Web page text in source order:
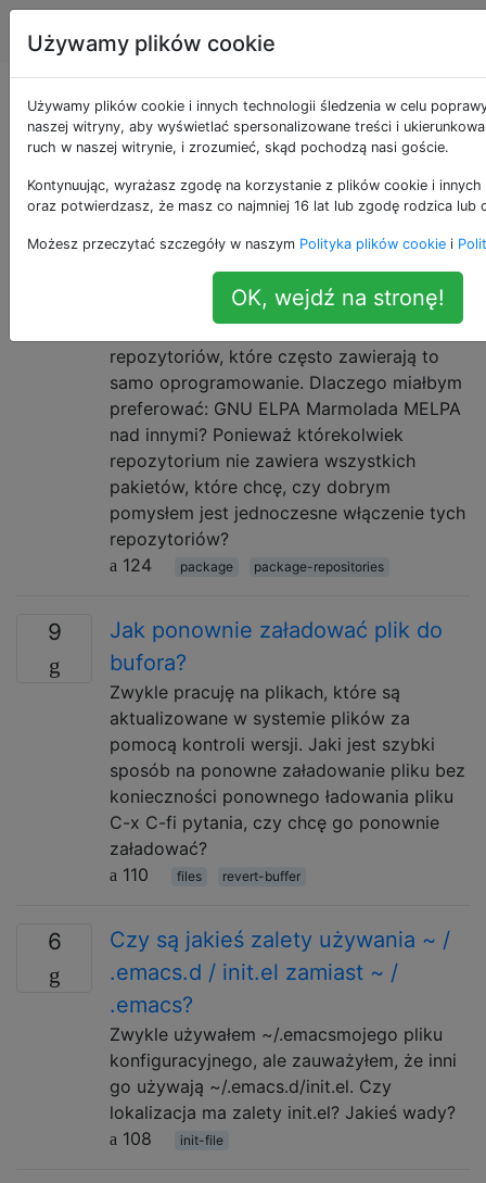
Emacs Tagi
Emacs
Pytania i odpowiedzi dla osób używających,
rozszerzających lub rozwijających Emacs
4
Jakie są praktyczne różnice
między różnymi repozytoriami
pakietów Emacsa?
Zauważam, że istnieje kilka różnych
repozytoriów, które często zawierają to
samo oprogramowanie. Dlaczego miałbym
preferować: GNU ELPA Marmolada MELPA
nad innymi? Ponieważ którekolwiek
repozytorium nie zawiera wszystkich
pakietów, które chcę, czy dobrym
pomysłem jest jednoczesne włączenie tych
repozytoriów?
124
package package-repositories
9
Jak ponownie załadować plik do
bufora?
Zwykle pracuję na plikach, które są
aktualizowane w systemie plików za
pomocą kontroli wersji. Jaki jest szybki
sposób na ponowne załadowanie pliku bez
konieczności ponownego ładowania pliku
C-x C-fi pytania, czy chcę go ponownie
załadować?
110
files revert-buffer
6
Czy są jakieś zalety używania ~ /
.emacs.d / init.el zamiast ~ /
.emacs?
Zwykle używałem ~/.emacsmojego pliku
konfiguracyjnego, ale zauważyłem, że inni
go używają ~/.emacs.d/init.el. Czy
lokalizacja ma zalety init.el? Jakieś wady?
108
init-file
Używamy plików cookie
Używamy plików cookie i innych technologii śledzenia w celu
naszej witryny, aby wyświetlać spersonalizowane treści i
ruch w naszej witrynie, i zrozumieć, skąd pochodzą nasi goście.
Kontynuując, wyrażasz zgodę na korzystanie z plików cookie i
oraz potwierdzasz, że masz co najmniej 16 lat lub zgodę rodzica lub
Możesz przeczytać szczegóły w naszym Polityka plików cookie i
OK, wejdź na stronę!